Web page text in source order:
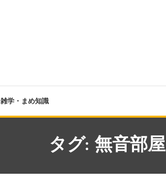
雑学・まめ知識
タグ: 無音部屋